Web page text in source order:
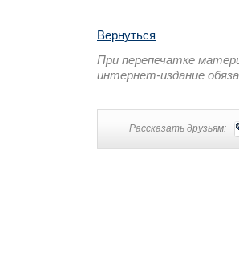
Вернуться
При перепечатке
интернет-издание
Рассказать друзьям: